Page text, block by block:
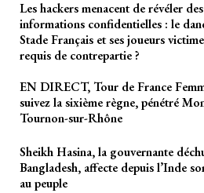
Les hackers menacent de révéler des
informations confidentielles : le
Stade Français et ses joueurs
requis de contrepartie ?
EN DIRECT, Tour de France
suivez la sixième règne, pénétré
Tournon-sur-Rhône
Sheikh Hasina, la gouvernante
Bangladesh, affecte depuis l’Inde
au peuple